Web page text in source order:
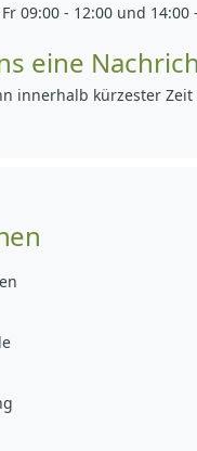
09:00 - 12:00 und
eine
innerhalb kürzester